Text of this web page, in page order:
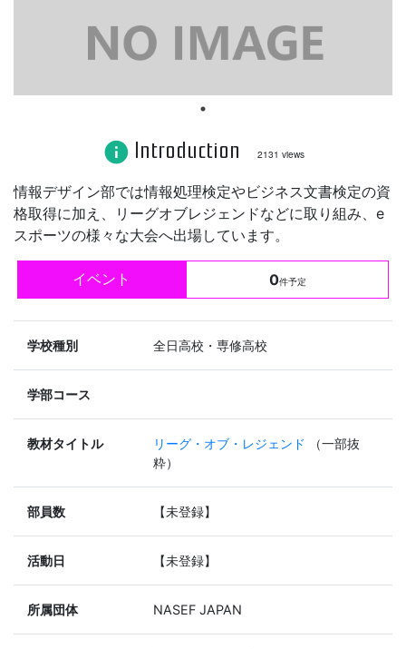
info Introduction 2131 views
情報デザイン部では情報処理検定やビジネス文書検定の資
格取得に加え、リーグオブレジェンドなどに取り組み、e
スポーツの様々な大会へ出場しています。
イベント 0件予定
学校種別 全日高校・専修高校
学部コース
教材タイトル リーグ・オブ・レジェンド
（一部抜
粋）
部員数 【未登録】
活動日 【未登録】
所属団体 NASEF JAPAN